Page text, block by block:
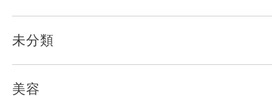
未分類
美容